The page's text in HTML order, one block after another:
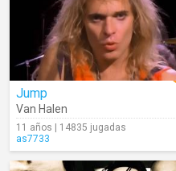
Jump
Van Halen
11 años | 14835 jugadas
as7733